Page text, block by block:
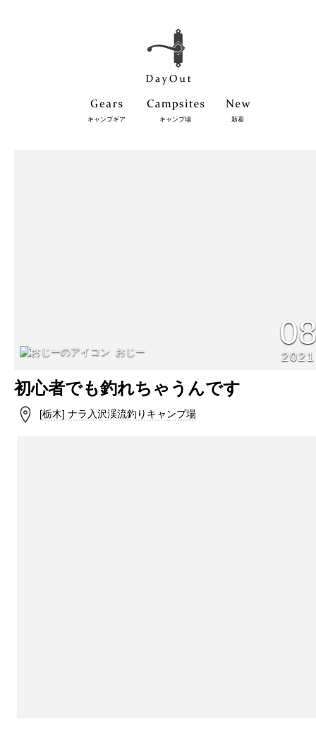
キャンプギア キャンプ場 新着
おじー 2021
初心者でも釣れちゃうんです
[栃木] ナラ入沢渓流釣りキャンプ場